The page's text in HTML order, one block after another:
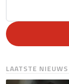
LAATSTE NIEUWS